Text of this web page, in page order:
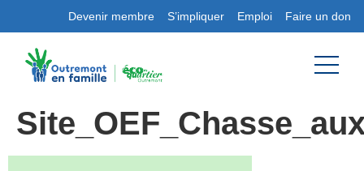
Devenir membre S’impliquer Emploi Faire un don